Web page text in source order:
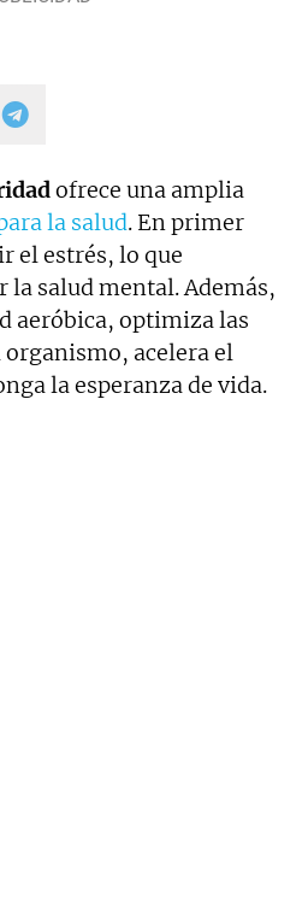
ofrece una amplia
la salud. En primer
el estrés, lo que
salud mental. Además,
aeróbica, optimiza las
acelera el
la esperanza de vida.